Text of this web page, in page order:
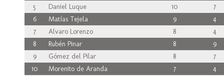
5
Daniel Luque 10
7
6
Matías Tejela 9
4
7
Alvaro Lorenzo 8
4
8
Rubén Pinar 8
9
9
Gómez del Pilar 8
7
10
Morenito de Aranda 7
4